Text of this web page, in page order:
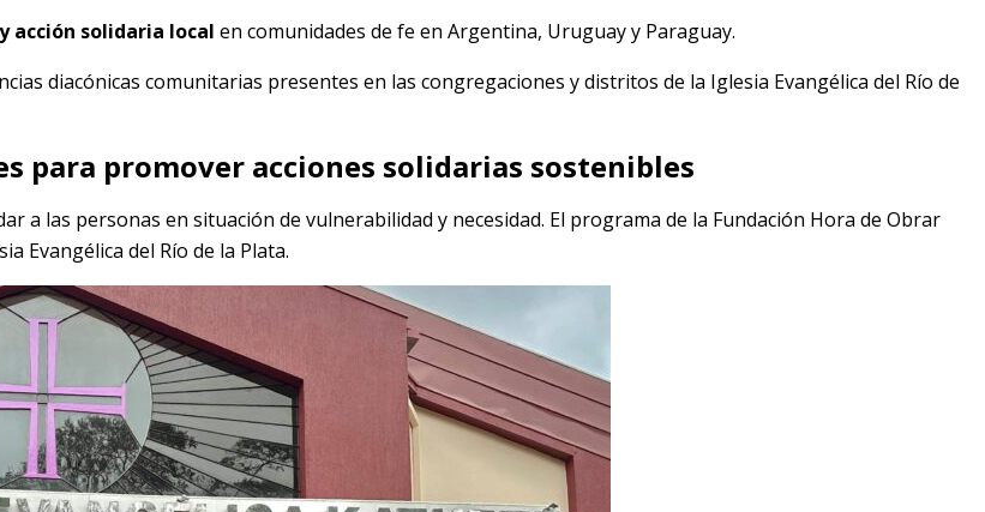
acción solidaria local en comunidades de fe en Argentina, Uruguay y Paraguay.
diacónicas comunitarias presentes en las congregaciones y distritos de la Iglesia Evangélica del Río de
para promover acciones solidarias sostenibles
a las personas en situación de vulnerabilidad y necesidad. El programa de la Fundación Hora de Obrar
Evangélica del Río de la Plata.